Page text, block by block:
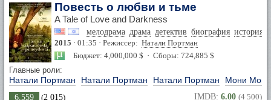
Повесть о любви и тьме
A Tale of Love and Darkness
мелодрама драма детектив биография история
2015 · 01:35 · Режиссер: Натали Портман
Бюджет: 4,000,000 $ · Сборы: 724,885 $
Главные роли:
Натали Портман Натали Портман Натали Портман Мони
6.559 (2 015) IMDB: 6.00 (4 500)